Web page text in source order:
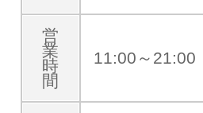
営
業
時
間
11:00～21:00